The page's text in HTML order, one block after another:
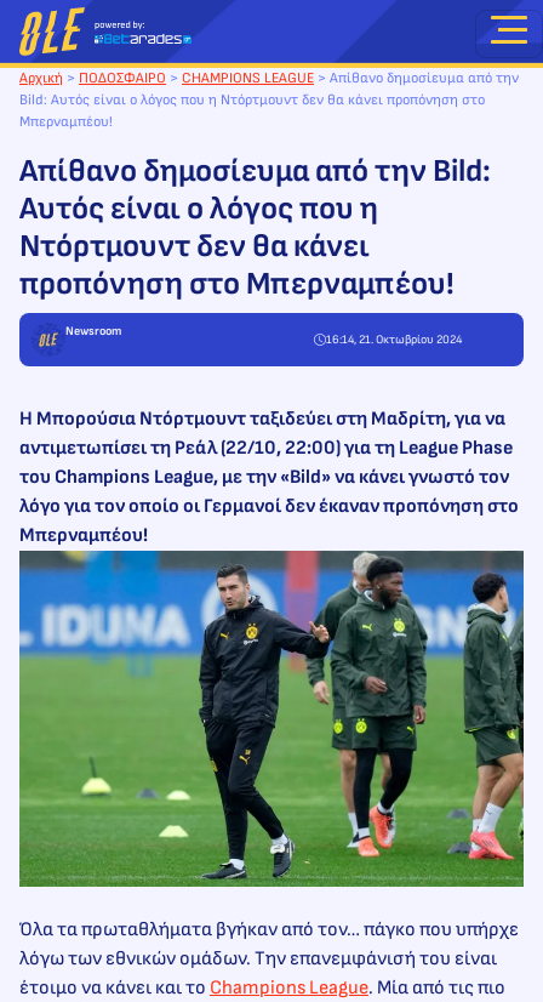
Μετάβαση
στο
περιεχόμενο
Αρχική > ΠΟΔΟΣΦΑΙΡΟ > CHAMPIONS LEAGUE > Απίθανο δημοσίευμα από την
Bild: Αυτός είναι ο λόγος που η Ντόρτμουντ δεν θα κάνει προπόνηση στο
Μπερναμπέου!
Απίθανο δημοσίευμα από την Bild:
Αυτός είναι ο λόγος που η
Ντόρτμουντ δεν θα κάνει
προπόνηση στο Μπερναμπέου!
Newsroom
16:14, 21. Οκτωβρίου 2024
Η Μπορούσια Ντόρτμουντ ταξιδεύει στη Μαδρίτη, για να
αντιμετωπίσει τη Ρεάλ (22/10, 22:00) για τη League Phase
του Champions League, με την «Bild» να κάνει γνωστό τον
λόγο για τον οποίο οι Γερμανοί δεν έκαναν προπόνηση στο
Μπερναμπέου!
Όλα τα πρωταθλήματα βγήκαν από τον… πάγκο που υπήρχε
λόγω των εθνικών ομάδων. Την επανεμφάνισή του είναι
έτοιμο να κάνει και το Champions League. Μία από τις πιο